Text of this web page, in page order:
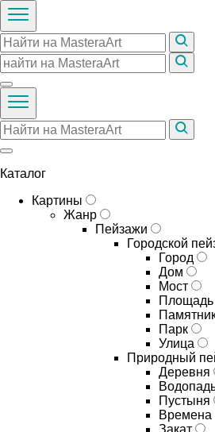
Каталог
Картины
Жанр
Пейзажи
Городской
Город
Дом
Мост
Площадь
Парк
Улица
Природный
Деревня
Пустыня
Времена
Закат